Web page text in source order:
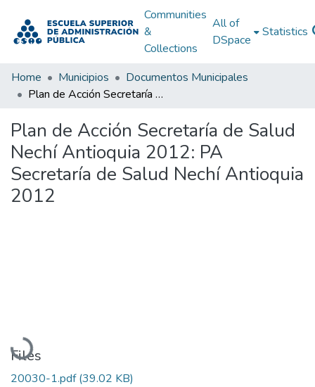
Communities
&
Collections
All of
DSpace
Statistics
Home Municipios
Documentos Municipales
Plan de Acción Secretaría de Salud Nechí Antioquia 2012: PA Secretaría de Salud Nechí Antioquia 2012
Plan de Acción Secretaría de Salud
Nechí Antioquia 2012: PA
Secretaría de Salud Nechí Antioquia
2012
Loading...
Files
20030-1.pdf(39.02 KB)